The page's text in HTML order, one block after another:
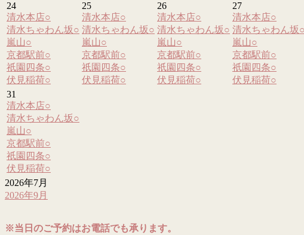
24
清水本店○
清水ちゃわん坂○
嵐山○
京都駅前○
祇園四条○
伏見稲荷○
25
清水本店○
清水ちゃわん坂○
嵐山○
京都駅前○
祇園四条○
伏見稲荷○
26
清水本店○
清水ちゃわん坂○
嵐山○
京都駅前○
祇園四条○
伏見稲荷○
27
清水本店○
清水ちゃわん坂○
嵐山○
京都駅前○
祇園四条○
伏見稲荷○
31
清水本店○
清水ちゃわん坂○
嵐山○
京都駅前○
祇園四条○
伏見稲荷○
2026年7月
2026年9月
※当日のご予約はお電話でも承ります。